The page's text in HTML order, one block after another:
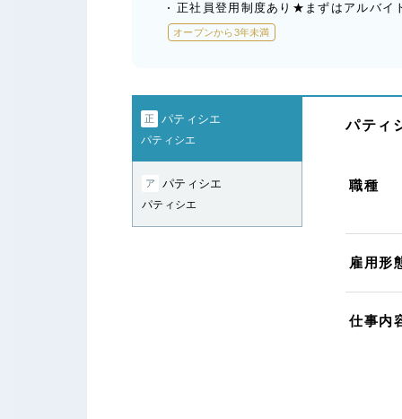
正社員登用制度あり★まずはアルバイ
オープンから3年未満
正 パティシエ
パティシエ
ア パティシエ
パティシエ
パティ
職種
雇用形
仕事内